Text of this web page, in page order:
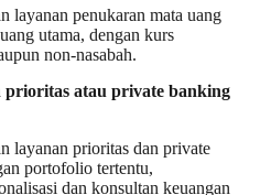
layanan penukaran mata uang
utama, dengan kurs
non-nasabah.
prioritas atau private banking
layanan prioritas dan private
portofolio tertentu,
dan konsultan keuangan